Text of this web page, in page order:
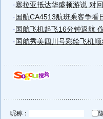
·塞拉亚抵达华盛顿游说 对
· 国航CA4513航班乘客争看
· 国航飞机起飞16分钟返航
· 国航秀美四川号彩绘飞机
昵称：